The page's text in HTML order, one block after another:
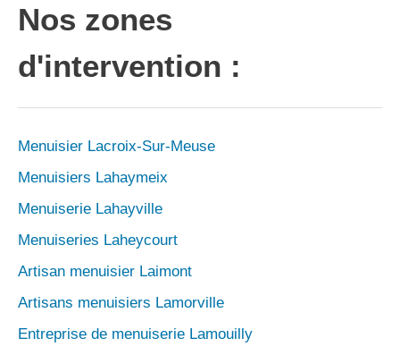
Nos zones
d'intervention :
Menuisier Lacroix-Sur-Meuse
Menuisiers Lahaymeix
Menuiserie Lahayville
Menuiseries Laheycourt
Artisan menuisier Laimont
Artisans menuisiers Lamorville
Entreprise de menuiserie Lamouilly